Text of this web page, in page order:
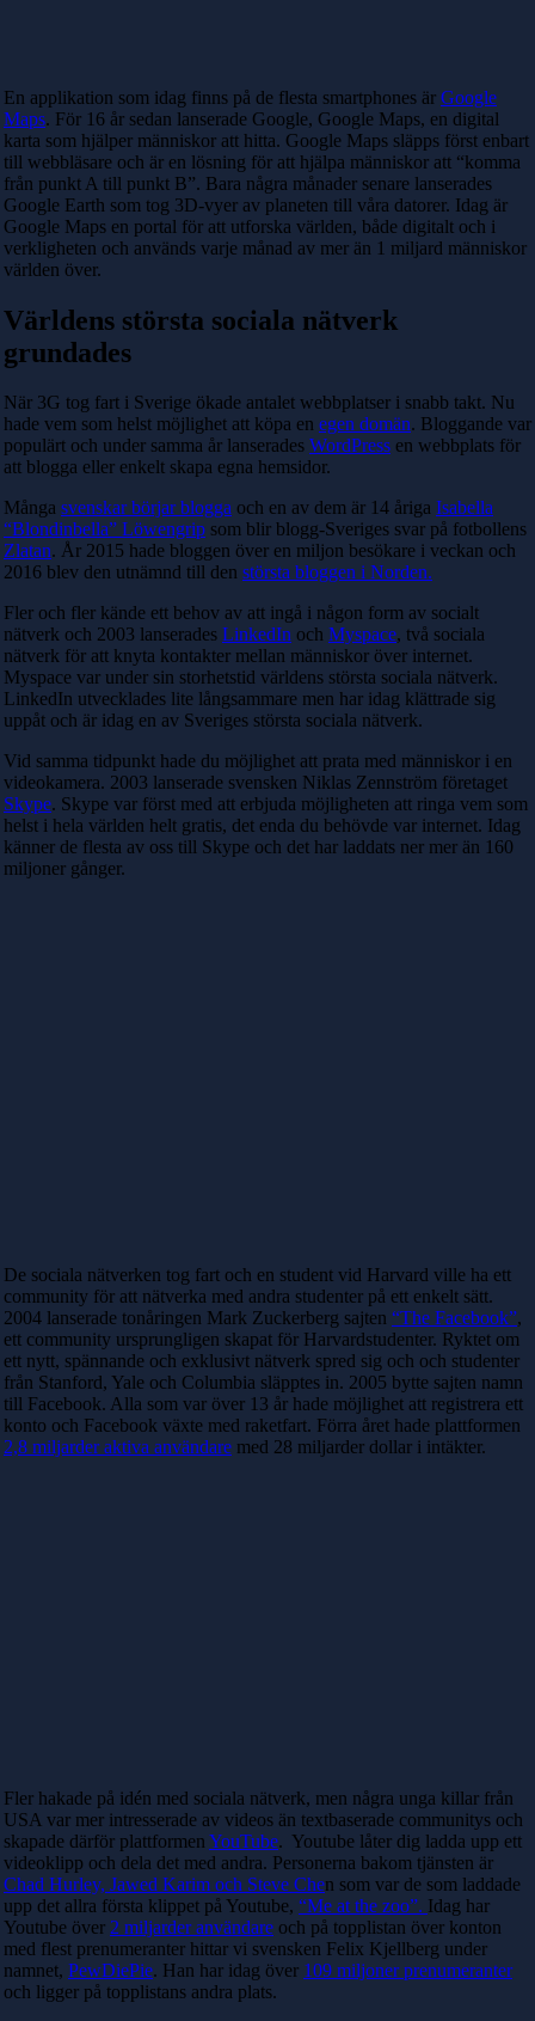
En applikation som idag finns på de flesta smartphones är Google
Maps. För 16 år sedan lanserade Google, Google Maps, en digital
karta som hjälper människor att hitta. Google Maps släpps först enbart
till webbläsare och är en lösning för att hjälpa människor att “komma
från punkt A till punkt B”. Bara några månader senare lanserades
Google Earth som tog 3D-vyer av planeten till våra datorer. Idag är
Google Maps en portal för att utforska världen, både digitalt och i
verkligheten och används varje månad av mer än 1 miljard människor
världen över.
Världens största sociala nätverk
grundades
När 3G tog fart i Sverige ökade antalet webbplatser i snabb takt. Nu
hade vem som helst möjlighet att köpa en egen domän. Bloggande var
populärt och under samma år lanserades WordPress en webbplats för
att blogga eller enkelt skapa egna hemsidor.
Många svenskar börjar blogga och en av dem är 14 åriga Isabella
“Blondinbella” Löwengrip som blir blogg-Sveriges svar på fotbollens
Zlatan. År 2015 hade bloggen över en miljon besökare i veckan och
2016 blev den utnämnd till den största bloggen i Norden.
Fler och fler kände ett behov av att ingå i någon form av socialt
nätverk och 2003 lanserades LinkedIn och Myspace, två sociala
nätverk för att knyta kontakter mellan människor över internet.
Myspace var under sin storhetstid världens största sociala nätverk.
LinkedIn utvecklades lite långsammare men har idag klättrade sig
uppåt och är idag en av Sveriges största sociala nätverk.
Vid samma tidpunkt hade du möjlighet att prata med människor i en
videokamera. 2003 lanserade svensken Niklas Zennström företaget
Skype. Skype var först med att erbjuda möjligheten att ringa vem som
helst i hela världen helt gratis, det enda du behövde var internet. Idag
känner de flesta av oss till Skype och det har laddats ner mer än 160
miljoner gånger.
De sociala nätverken tog fart och en student vid Harvard ville ha ett
community för att nätverka med andra studenter på ett enkelt sätt.
2004 lanserade tonåringen Mark Zuckerberg sajten “The Facebook”,
ett community ursprungligen skapat för Harvardstudenter. Ryktet om
ett nytt, spännande och exklusivt nätverk spred sig och och studenter
från Stanford, Yale och Columbia släpptes in. 2005 bytte sajten namn
till Facebook. Alla som var över 13 år hade möjlighet att registrera ett
konto och Facebook växte med raketfart. Förra året hade plattformen
2,8 miljarder aktiva användare med 28 miljarder dollar i intäkter.
Fler hakade på idén med sociala nätverk, men några unga killar från
USA var mer intresserade av videos än textbaserade communitys och
skapade därför plattformen YouTube. Youtube låter dig ladda upp ett
videoklipp och dela det med andra. Personerna bakom tjänsten är
Chad Hurley, Jawed Karim och Steve Chen som var de som laddade
upp det allra första klippet på Youtube, “Me at the zoo”. Idag har
Youtube över 2 miljarder användare och på topplistan över konton
med flest prenumeranter hittar vi svensken Felix Kjellberg under
namnet, PewDiePie. Han har idag över 109 miljoner prenumeranter
och ligger på topplistans andra plats.